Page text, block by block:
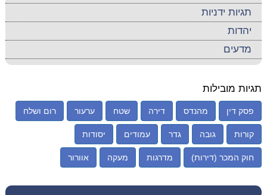
תגיות ידניות
יהדות
מדעים
תגיות מובילות
פסק דין מהנדס דירה שטח ערעור רום ושלח
קורות גובה גדר עמודים יסודות
חוק המכר (דירות) מדרגות מעקה אוורור